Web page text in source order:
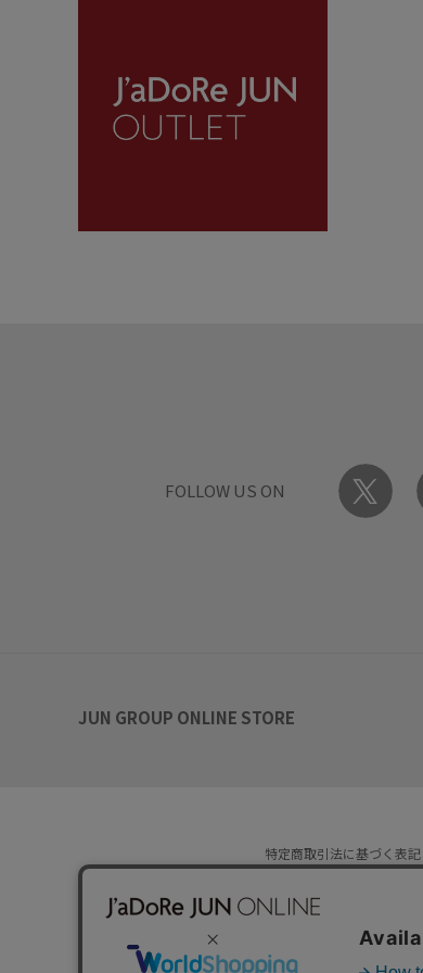
FOLLOW US ON
JUN GROUP ONLINE STORE
特定商取引法に基づく表記